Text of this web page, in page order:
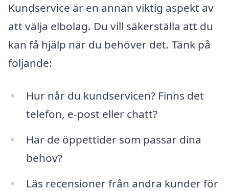
Kundservice är en annan viktig aspekt av
att välja elbolag. Du vill säkerställa att du
kan få hjälp när du behöver det. Tänk på
följande:
Hur når du kundservicen? Finns det
telefon, e-post eller chatt?
Har de öppettider som passar dina
behov?
Läs recensioner från andra kunder för